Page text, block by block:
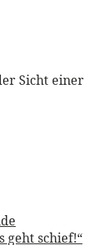
Sicht einer
geht schief!“